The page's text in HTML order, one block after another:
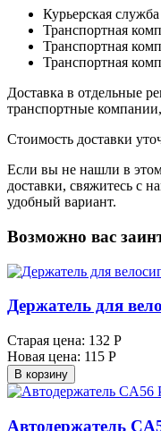
Курьерская
Транспортная
Транспортная
Транспортная
Доставка в отдельные
транспортные
Стоимость доставки
Если вы не нашли в
доставки, свяжитесь с
удобный вариант.
Возможно вас
Держатель для
Старая цена: 132 Р
Новая цена: 115 Р
В корзину
Автодержатель